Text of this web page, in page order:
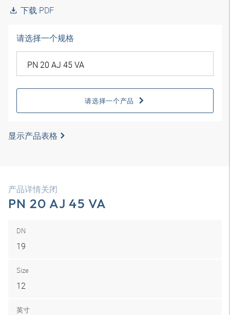
下载 PDF
请选择一个规格
请选择一个产品
显示产品表格
产品详情关闭
PN 20 AJ 45 VA
DN
19
Size
12
英寸